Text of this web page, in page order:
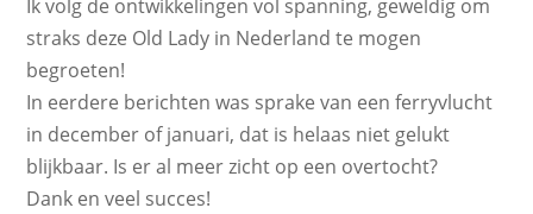
Ik volg de ontwikkelingen vol spanning, geweldig om
straks deze Old Lady in Nederland te mogen
begroeten!
In eerdere berichten was sprake van een ferryvlucht
in december of januari, dat is helaas niet gelukt
blijkbaar. Is er al meer zicht op een overtocht?
Dank en veel succes!